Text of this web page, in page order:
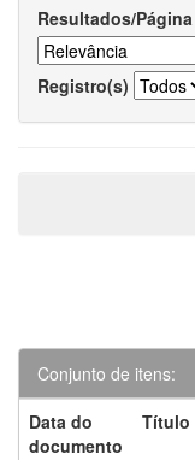
Resultados/Página
Registro(s)
Conjunto de itens:
Data do
documento
Título